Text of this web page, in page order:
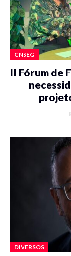
CNSEG
II Fórum de
DIVERSOS